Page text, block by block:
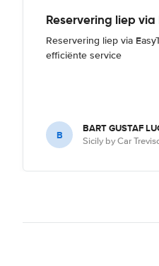
Reservering liep via
Reservering liep via
efficiënte service
B BART GUSTAF
Sicily by Car